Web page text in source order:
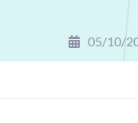
05/10/